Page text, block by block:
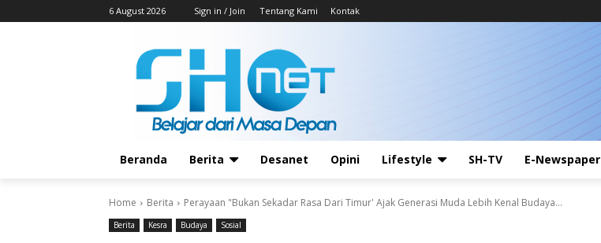
6 August 2026 Sign in / Join Tentang Kami Kontak
Beranda Berita Desanet Opini Lifestyle SH-TV E-Newspaper
Home Berita Perayaan "Bukan Sekadar Rasa Dari Timur' Ajak Generasi Muda Lebih Kenal Budaya...
Berita Kesra Budaya Sosial